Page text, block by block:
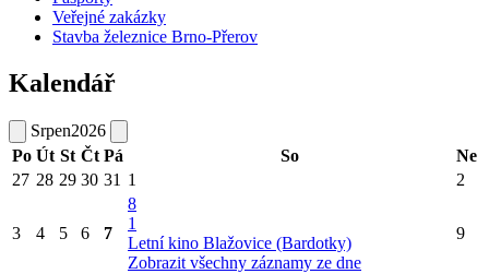
Veřejné zakázky
Stavba železnice Brno-Přerov
Kalendář
Srpen2026
Po Út St Čt Pá So
Ne
27 28 29 30 31 1 2
3 4 5 6 7
8
1
Letní kino Blažovice (Bardotky)
Zobrazit všechny záznamy ze dne
9